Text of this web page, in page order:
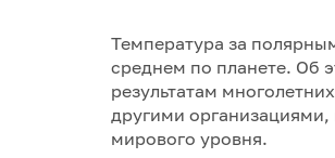
Температура за
среднем по планете. Об
результатам
другими организациями,
мирового уровня.